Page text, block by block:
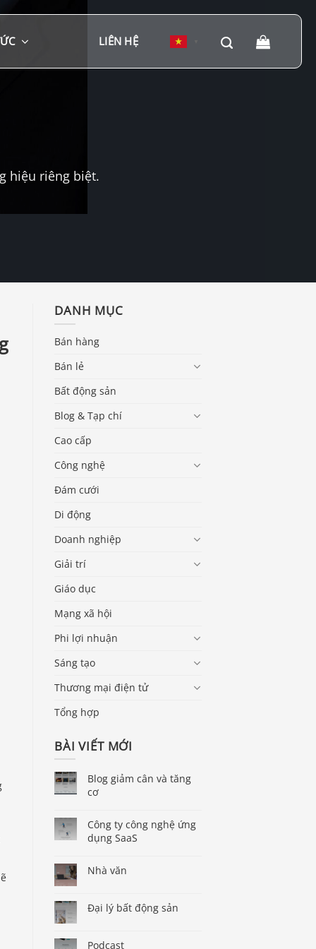
LIÊN HỆ
hiệu riêng biệt.
DANH MỤC
Bán hàng
Bán lẻ
Bất động sản
Blog & Tạp chí
Cao cấp
Công nghệ
Đám cưới
Di động
Doanh nghiệp
Giải trí
Giáo dục
Mạng xã hội
Phi lợi nhuận
Sáng tạo
Thương mại điện tử
Tổng hợp
BÀI VIẾT MỚI
Blog giảm cân và tăng
cơ
Công ty công nghệ ứng
dụng SaaS
Nhà văn
Đại lý bất động sản
Podcast